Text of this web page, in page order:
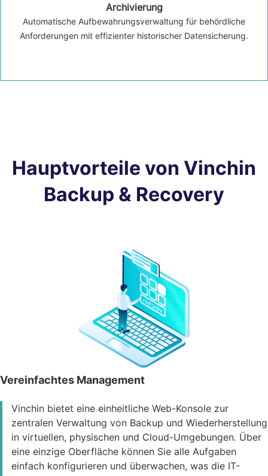
Archivierung
Automatische Aufbewahrungsverwaltung für behördliche
Anforderungen mit effizienter historischer Datensicherung.
Hauptvorteile von Vinchin
Backup & Recovery
Vereinfachtes Management
Vinchin bietet eine einheitliche Web-Konsole zur
zentralen Verwaltung von Backup und Wiederherstellung
in virtuellen, physischen und Cloud-Umgebungen. Über
eine einzige Oberfläche können Sie alle Aufgaben
einfach konfigurieren und überwachen, was die IT-